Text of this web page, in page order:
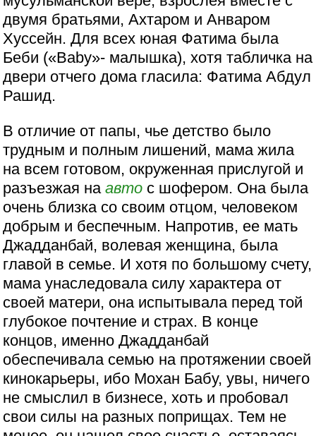
двумя братьями, Ахтаром и Анваром
Хуссейн. Для всех юная Фатима была
Беби («Baby»- малышка), хотя табличка на
двери отчего дома гласила: Фатима Абдул
Рашид.
В отличие от папы, чье детство было
трудным и полным лишений, мама жила
на всем готовом, окруженная прислугой и
разъезжая наавто с шофером. Она была
очень близка со своим отцом, человеком
добрым и беспечным. Напротив, ее мать
Джадданбай, волевая женщина, была
главой в семье. И хотя по большому счету,
мама унаследовала силу характера от
своей матери, она испытывала перед той
глубокое почтение и страх. В конце
концов, именно Джадданбай
обеспечивала семью на протяжении своей
кинокарьеры, ибо Мохан Бабу, увы, ничего
не смыслил в бизнесе, хоть и пробовал
свои силы на разных поприщах. Тем не